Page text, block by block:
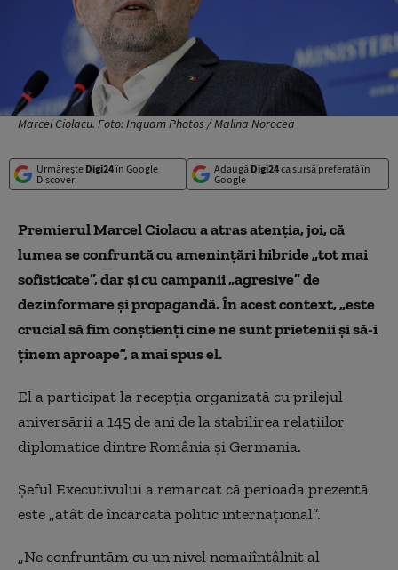
Marcel Ciolacu. Foto: Inquam Photos / Malina Norocea
Urmărește Digi24în Google
Discover
Adaugă Digi24ca sursă preferată în
Google
Premierul Marcel Ciolacu a atras atenția, joi, că
lumea se confruntă cu ameninţări hibride „tot mai
sofisticate”, dar şi cu campanii „agresive” de
dezinformare şi propagandă.În acest context, „este
crucial să fim conştienţi cine ne sunt prietenii şi să-i
ţinem aproape”, a mai spus el.
El a participat la recepţia organizată cu prilejul
aniversării a 145 de ani de la stabilirea relaţiilor
diplomatice dintre România şi Germania.
Şeful Executivului a remarcat că perioada prezentă
este „atât de încărcată politic internaţional”.
„Ne confruntăm cu un nivel nemaiîntâlnit al